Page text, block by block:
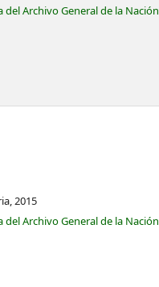
del Archivo General de la Nación
2015
del Archivo General de la Nación